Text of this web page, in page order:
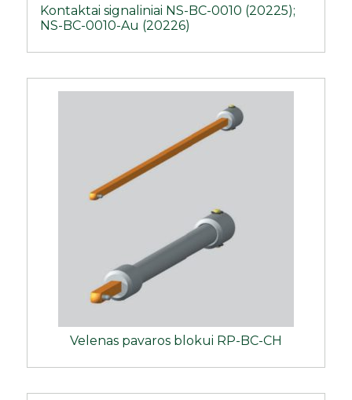
Kontaktai signaliniai NS-BC-0010 (20225);
NS-BC-0010-Au (20226)
Velenas pavaros blokui RP-BC-CH